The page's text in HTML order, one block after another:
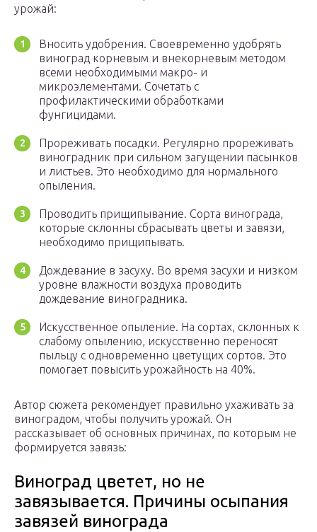
урожай:
Вносить удобрения. Своевременно удобрять
виноград корневым и внекорневым методом
всеми необходимыми макро- и
микроэлементами. Сочетать с
профилактическими обработками
фунгицидами.
Прореживать посадки. Регулярно прореживать
виноградник при сильном загущении пасынков
и листьев. Это необходимо для нормального
опыления.
Проводить прищипывание. Сорта винограда,
которые склонны сбрасывать цветы и завязи,
необходимо прищипывать.
Дождевание в засуху. Во время засухи и низком
уровне влажности воздуха проводить
дождевание виноградника.
Искусственное опыление. На сортах, склонных к
слабому опылению, искусственно переносят
пыльцу с одновременно цветущих сортов. Это
помогает повысить урожайность на 40%.
Автор сюжета рекомендует правильно ухаживать за
виноградом, чтобы получить урожай. Он
рассказывает об основных причинах, по которым не
формируется завязь:
Виноград цветет, но не
завязывается. Причины осыпания
завязей винограда